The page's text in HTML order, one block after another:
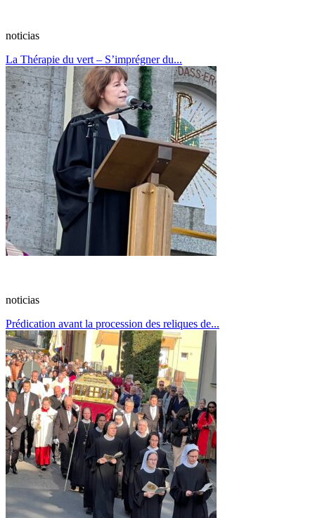
noticias
La Thérapie du vert – S’imprégner du...
noticias
Prédication avant la procession des reliques de...